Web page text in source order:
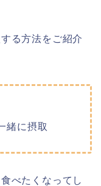
る方法をご紹介
緒に摂取
べたくなってし